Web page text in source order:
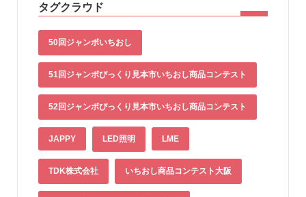
タグクラウド
50回ジャンボいちおし
51回ジャンボびっくり見本市いちおし商品コンテスト
52回ジャンボびっくり見本市いちおし商品コンテスト
JAPPY LED照明 LME
TDK株式会社 いちおし商品コンテスト大阪